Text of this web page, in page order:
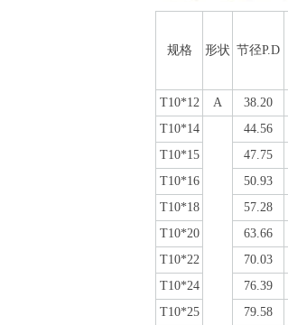
规格 形状 节径P.D
T10*12
A 38.20
T10*14
44.56
T10*15
47.75
T10*16
50.93
T10*18
57.28
T10*20
63.66
T10*22
70.03
T10*24
76.39
T10*25
79.58